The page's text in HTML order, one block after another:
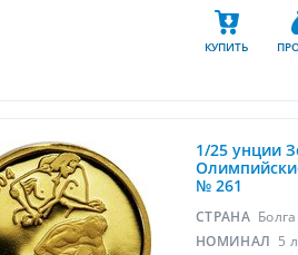
КУПИТЬ
1/25 унции
№ 261
СТРАНА
НОМИНАЛ 5